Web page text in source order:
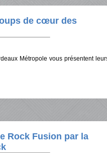
de cœur des
Métropole vous présentent
Rock Fusion par la